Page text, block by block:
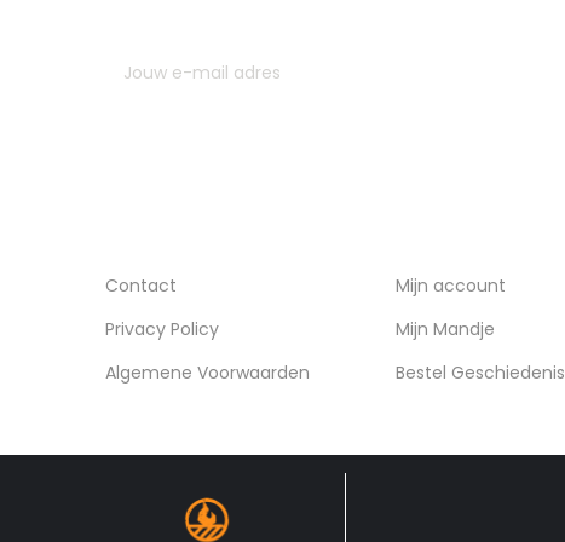
Contact
Privacy Policy
Algemene Voorwaarden
Mijn account
Mijn Mandje
Bestel Geschiedenis